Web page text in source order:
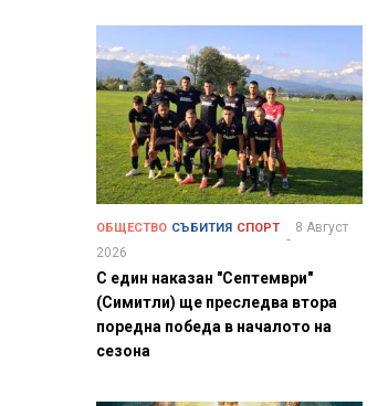
ОБЩЕСТВО СЪБИТИЯ СПОРТ
8 Август
2026
С един наказан "Септември"
(Симитли) ще преследва втора
поредна победа в началото на
сезона